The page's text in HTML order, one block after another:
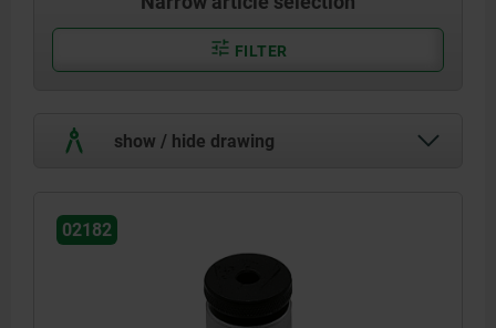
FILTER
show / hide drawing
02182